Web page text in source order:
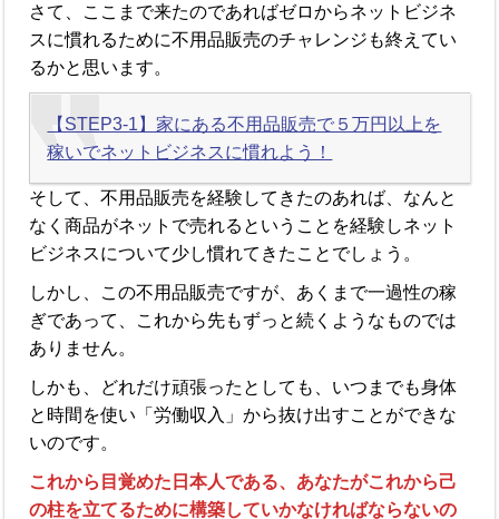
さて、ここまで来たのであればゼロからネットビジネ
スに慣れるために不用品販売のチャレンジも終えてい
るかと思います。
【STEP3-1】家にある不用品販売で５万円以上を
稼いでネットビジネスに慣れよう！
そして、不用品販売を経験してきたのあれば、なんと
なく商品がネットで売れるということを経験しネット
ビジネスについて少し慣れてきたことでしょう。
しかし、この不用品販売ですが、あくまで一過性の稼
ぎであって、これから先もずっと続くようなものでは
ありません。
しかも、どれだけ頑張ったとしても、 いつまでも身体
と時間を使い「労働収入」から抜け出すことができな
いのです。
これから目覚めた日本人である、あなたがこれから己
の柱を立てるために構築していかなければならないの